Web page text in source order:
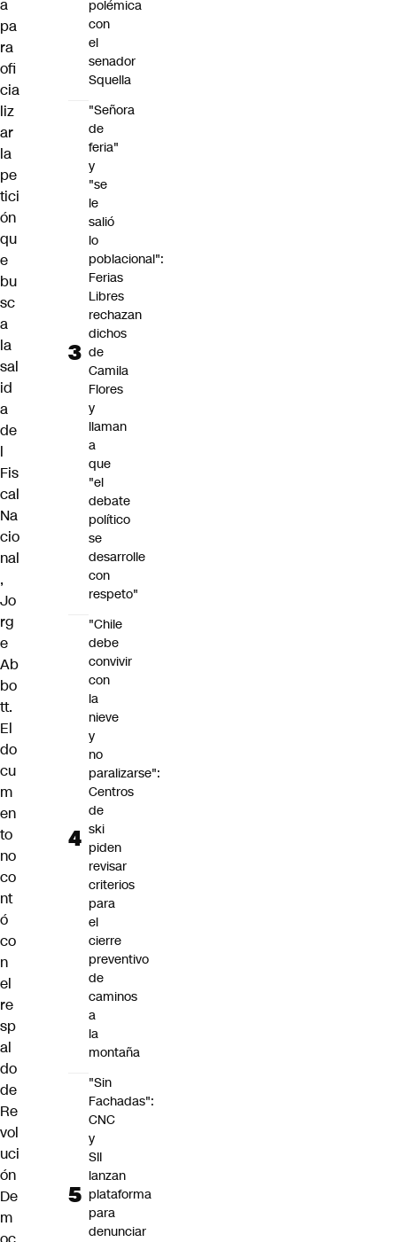
a
pa
ra
ofi
cia
liz
ar
la
pe
tici
ón
qu
e
bu
sc
a
la
sal
id
a
de
l
Fis
cal
Na
cio
nal
,
Jo
rg
e
Ab
bo
tt.
El
do
cu
m
en
to
no
co
nt
ó
co
n
el
re
sp
al
do
de
Re
vol
uci
ón
De
m
polémica
con
el
senador
Squella
"Señora
de
feria"
y
"se
le
salió
lo
poblacional":
Ferias
Libres
rechazan
dichos
de
Camila
Flores
y
llaman
a
que
"el
debate
político
se
desarrolle
con
respeto"
"Chile
debe
convivir
con
la
nieve
y
no
paralizarse":
Centros
de
ski
piden
revisar
criterios
para
el
cierre
preventivo
de
caminos
a
la
montaña
"Sin
Fachadas":
CNC
y
SII
lanzan
plataforma
para
denunciar